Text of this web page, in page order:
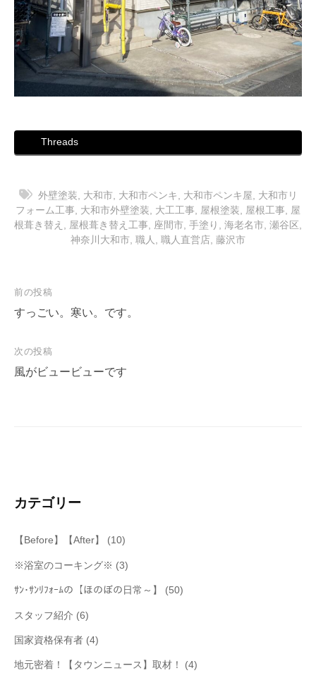
Threads
外壁塗装 大和市 大和市ペンキ 大和市ペンキ屋
大和市リ
フォーム工事 大和市外壁塗装 大工工事 屋根塗装 屋根工事
屋
根葺き替え
屋根葺き替え工事 座間市 手塗り 海老名市 瀬谷区
神奈川大和市 職人 職人直営店 藤沢市
投
稿
ビ
ゲ
前の投稿
すっごい。寒い。です。
次の投稿
風がビュービューです
カテゴリー
【Before】【After】 (10)
※浴室のコーキング※ (3)
ｻﾝ･ｻﾝﾘﾌｫｰﾑの【ほのぼの日常～】 (50)
スタッフ紹介 (6)
国家資格保有者 (4)
地元密着！【タウンニュース】取材！ (4)